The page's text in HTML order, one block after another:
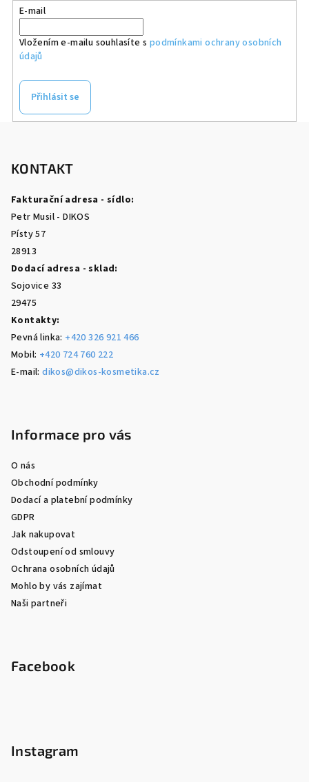
E-mail
Vložením e-mailu souhlasíte s podmínkami ochrany osobních
údajů
Přihlásit se
KONTAKT
Fakturační adresa - sídlo:
Petr Musil - DIKOS
Písty 57
28913
Dodací adresa - sklad:
Sojovice 33
29475
Kontakty:
Pevná linka: +420 326 921 466
Mobil: +420 724 760 222
E-mail:dikos@dikos-kosmetika.cz
Informace pro vás
O nás
Obchodní podmínky
Dodací a platební podmínky
GDPR
Jak nakupovat
Odstoupení od smlouvy
Ochrana osobních údajů
Mohlo by vás zajímat
Naši partneři
Facebook
Instagram